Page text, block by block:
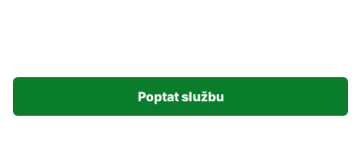
Poptat službu